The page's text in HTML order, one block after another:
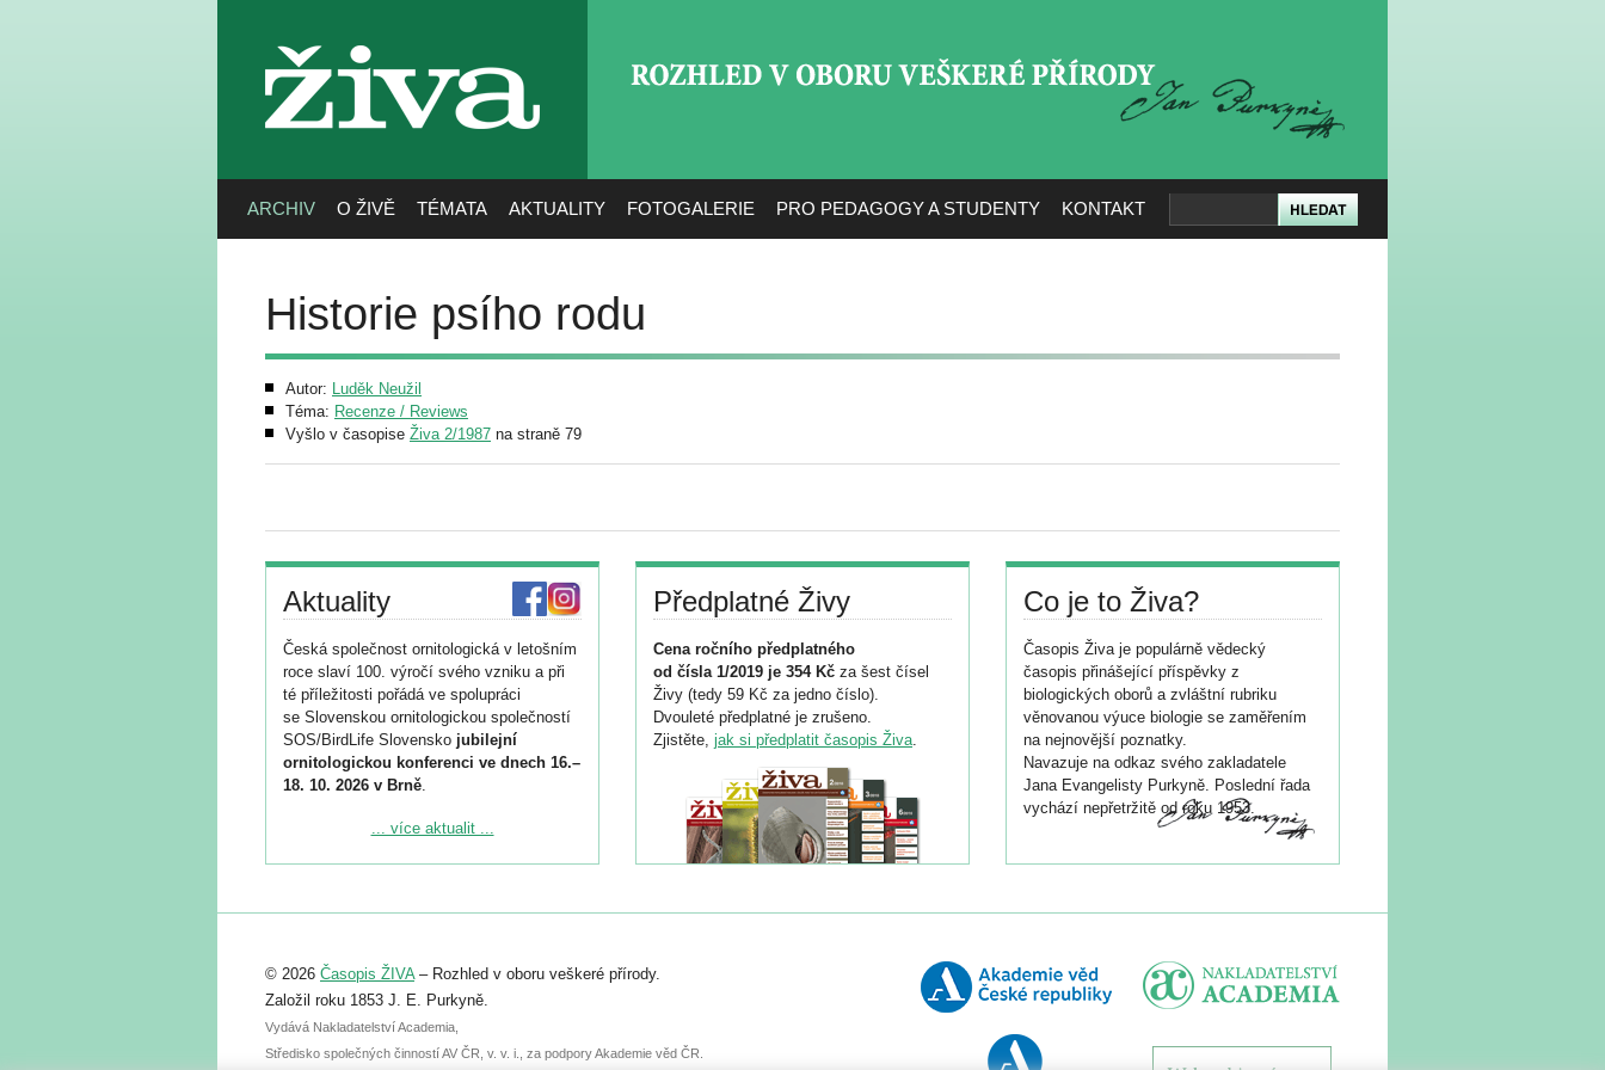
živa
ARCHIV O ŽIVĚ TÉMATA AKTUALITY FOTOGALERIE PRO PEDAGOGY A STUDENTY KONTAKT
Historie psího rodu
Autor: Luděk Neužil
Téma: Recenze / Reviews
Vyšlo v časopise Živa 2/1987 na straně 79
Aktuality
Česká společnost ornitologická v letošním
roce slaví 100. výročí svého vzniku a při
té příležitosti pořádá ve spolupráci
se Slovenskou ornitologickou společností
SOS/BirdLife Slovensko jubilejní
ornitologickou konferenci ve dnech 16.–
18. 10. 2026 v Brně.
Podrobnější informace ke konferenci
Registrovat se můžete do 6. září.
abstraktu přihlášené přednášky nebo
posteru je už 30. června.
... více aktualit ...
Předplatné Živy
Cena ročního předplatného
od čísla 1/2019 je 354 Kč za šest čísel
Živy (tedy 59 Kč za jedno číslo).
Dvouleté předplatné je zrušeno.
Zjistěte, jak si předplatit časopis Živa.
Co je to Živa?
Časopis Živa je populárně vědecký
časopis přinášející příspěvky z
biologických oborů a zvláštní rubriku
věnovanou výuce biologie se zaměřením
na nejnovější poznatky.
Navazuje na odkaz svého zakladatele
Jana Evangelisty Purkyně. Poslední řada
vychází nepřetržitě od roku 1953.
© 2026 Časopis ŽIVA– Rozhled v oboru veškeré přírody.
Založil roku 1853 J. E. Purkyně.
Vydává Nakladatelství Academia,
Středisko společných činností AV ČR, v. v. i., za podpory Akademie věd ČR.